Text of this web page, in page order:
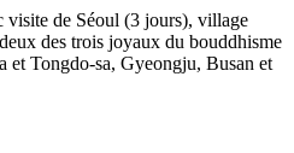
visite de Séoul (3 jours), village
des trois joyaux du bouddhisme
et Tongdo-sa, Gyeongju, Busan et